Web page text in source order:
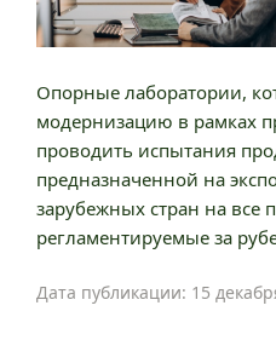
Опорные лаборатории,
модернизацию в рамках
проводить испытания
предназначенной на
зарубежных стран на все
регламентируемые за
Дата публикации: 15